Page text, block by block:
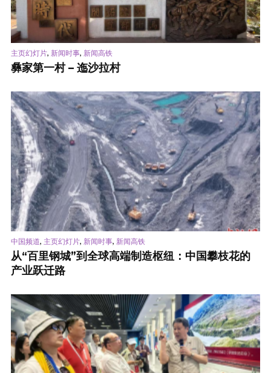
主页幻灯片, 新闻时事, 新闻高铁
彝家第一村 – 迤沙拉村
中国频道, 主页幻灯片, 新闻时事, 新闻高铁
从“百里钢城”到全球高端制造枢纽：中国攀枝花的
产业跃迁路